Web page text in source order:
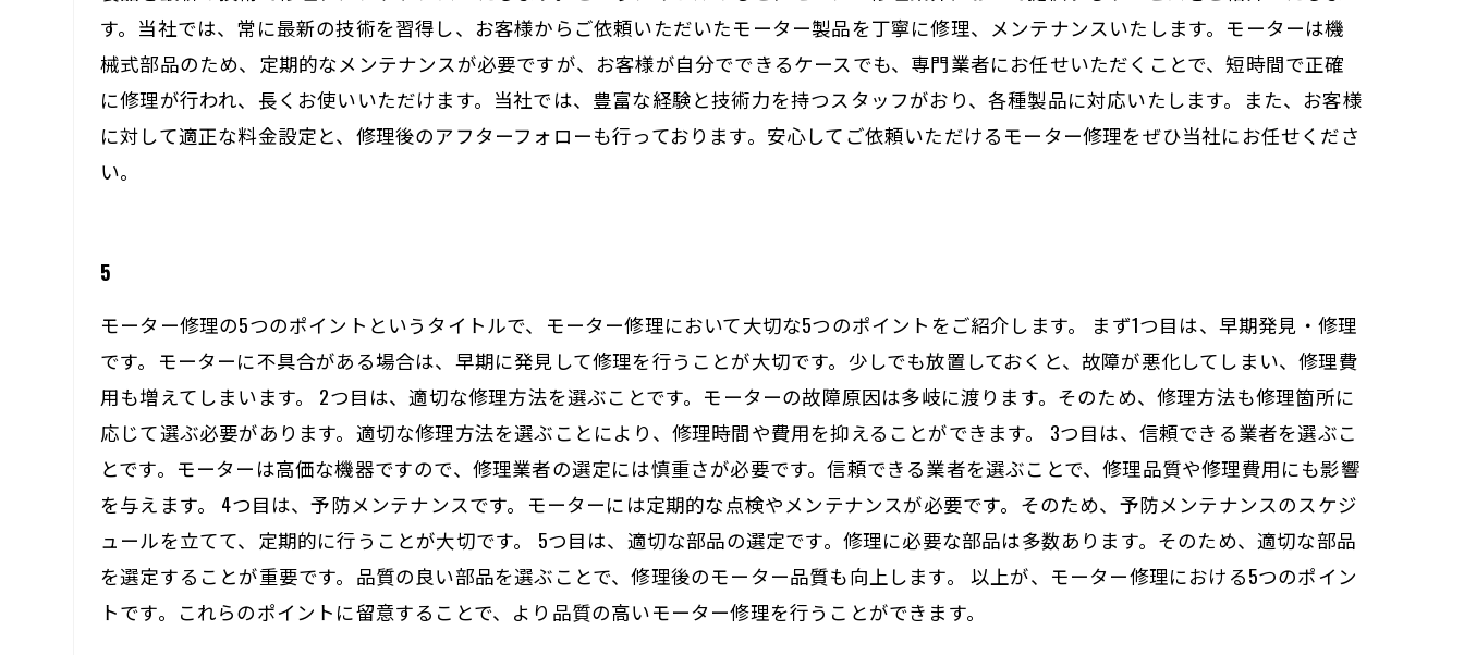
す。当社では、常に最新の技術を習得し、お客様からご依頼いただいたモーター製品を丁寧に修理、メンテナンスいたします。モーターは機
械式部品のため、定期的なメンテナンスが必要ですが、お客様が自分でできるケースでも、専門業者にお任せいただくことで、短時間で正確
に修理が行われ、長くお使いいただけます。当社では、豊富な経験と技術力を持つスタッフがおり、各種製品に対応いたします。また、お客様
に対して適正な料金設定と、修理後のアフターフォローも行っております。安心してご依頼いただけるモーター修理をぜひ当社にお任せくださ
い。
5
モーター修理の5つのポイントというタイトルで、モーター修理において大切な5つのポイントをご紹介します。 まず1つ目は、早期発見・修理
です。モーターに不具合がある場合は、早期に発見して修理を行うことが大切です。少しでも放置しておくと、故障が悪化してしまい、修理費
用も増えてしまいます。 2つ目は、適切な修理方法を選ぶことです。モーターの故障原因は多岐に渡ります。そのため、修理方法も修理箇所に
応じて選ぶ必要があります。適切な修理方法を選ぶことにより、修理時間や費用を抑えることができます。 3つ目は、信頼できる業者を選ぶこ
とです。モーターは高価な機器ですので、修理業者の選定には慎重さが必要です。信頼できる業者を選ぶことで、修理品質や修理費用にも影響
を与えます。 4つ目は、予防メンテナンスです。モーターには定期的な点検やメンテナンスが必要です。そのため、予防メンテナンスのスケジ
ュールを立てて、定期的に行うことが大切です。 5つ目は、適切な部品の選定です。修理に必要な部品は多数あります。そのため、適切な部品
を選定することが重要です。品質の良い部品を選ぶことで、修理後のモーター品質も向上します。 以上が、モーター修理における5つのポイン
トです。これらのポイントに留意することで、より品質の高いモーター修理を行うことができます。